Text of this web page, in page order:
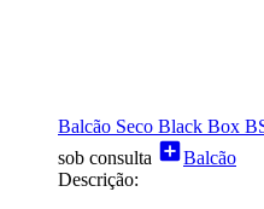
Balcão Seco Black Box
sob consulta add_boxBalcão
Descrição: